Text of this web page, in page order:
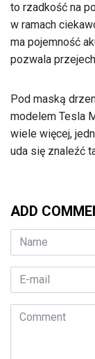
to rzadkość na
w ramach
ma pojemność
pozwala
Pod maską
modelem Tesla
wiele więcej,
uda się znaleźć
ADD